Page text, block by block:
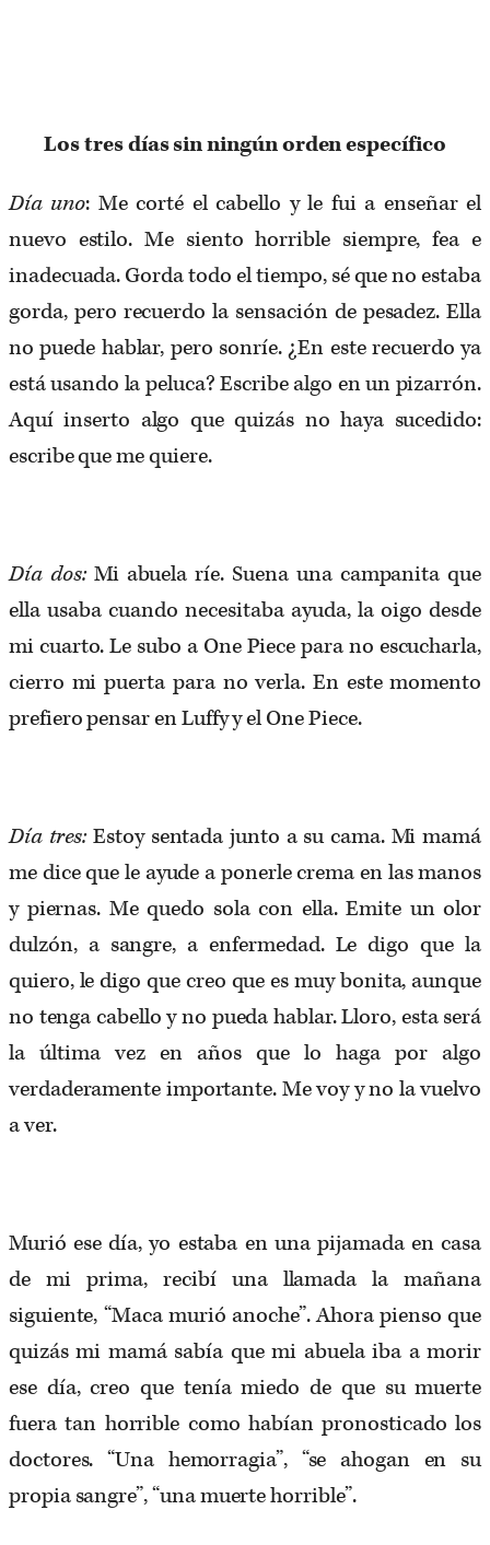
Los tres días sin ningún orden específico
Día uno: Me corté el cabello y le fui a enseñar el
nuevo estilo. Me siento horrible siempre, fea e
inadecuada. Gorda todo el tiempo, sé que no estaba
gorda, pero recuerdo la sensación de pesadez. Ella
no puede hablar, pero sonríe. ¿En este recuerdo ya
está usando la peluca? Escribe algo en un pizarrón.
Aquí inserto algo que quizás no haya sucedido:
escribe que me quiere.
Día dos:Mi abuela ríe. Suena una campanita que
ella usaba cuando necesitaba ayuda, la oigo desde
mi cuarto. Le subo a One Piece para no escucharla,
cierro mi puerta para no verla. En este momento
prefiero pensar en Luffy y el One Piece.
Día tres:Estoy sentada junto a su cama. Mi mamá
me dice que le ayude a ponerle crema en las manos
y piernas. Me quedo sola con ella. Emite un olor
dulzón, a sangre, a enfermedad. Le digo que la
quiero, le digo que creo que es muy bonita, aunque
no tenga cabello y no pueda hablar. Lloro, esta será
la última vez en años que lo haga por algo
verdaderamente importante. Me voy y no la vuelvo
a ver.
Murió ese día, yo estaba en una pijamada en casa
de mi prima, recibí una llamada la mañana
siguiente, “Maca murió anoche”. Ahora pienso que
quizás mi mamá sabía que mi abuela iba a morir
ese día, creo que tenía miedo de que su muerte
fuera tan horrible como habían pronosticado los
doctores. “Una hemorragia”, “se ahogan en su
propia sangre”, “una muerte horrible”.